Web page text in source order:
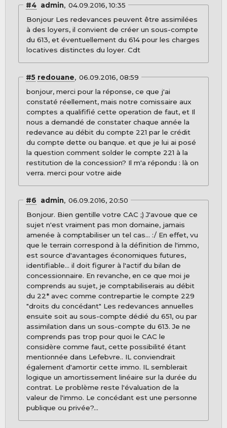
#4 admin 04.09.2016, 10:35
Bonjour Les redevances peuvent être assimilées
à des loyers, il convient de créer un sous-compte
du 613, et éventuellement du 614 pour les charges
locatives distinctes du loyer. Cdt
#5 redouane
06.09.2016, 08:59
bonjour, merci pour la réponse, ce que j'ai
constaté réellement, mais notre comissaire aux
comptes a qualififié cette operation de faut, et Il
nous a demandé de constater chaque année la
redevance au débit du compte 221 par le crédit
du compte dette ou banque. et que je lui ai posé
la question comment solder le compte 221 à la
restitution de la concession? Il m'a répondu : là on
verra. merci pour votre aide
#6 admin 06.09.2016, 20:50
Bonjour. Bien gentille votre CAC ;) J'avoue que ce
sujet n'est vraiment pas mon domaine, jamais
amenée à comptabiliser un tel cas... :/ En effet, vu
que le terrain correspond à la définition de l'immo,
est source d'avantages économiques futures,
identifiable... il doit figurer à l'actif du bilan de
concessionnaire. En revanche, en ce que moi je
comprends au sujet, je comptabiliserais au débit
du 22* avec comme contrepartie le compte 229
"droits du concédant" Les redevances annuelles
ensuite soit au sous-compte dédié du 651, ou par
assimilation dans un sous-compte du 613. Je ne
comprends pas trop pour quoi le CAC le
considère comme faut, cette possibilité étant
mentionnée dans Lefebvre.. IL conviendrait
également d'amortir cette immo. IL semblerait
logique un amortissement linéaire sur la durée du
contrat. Le problème reste l'évaluation de la
valeur de l'immo. Le concédant est une personne
publique ou privée?...